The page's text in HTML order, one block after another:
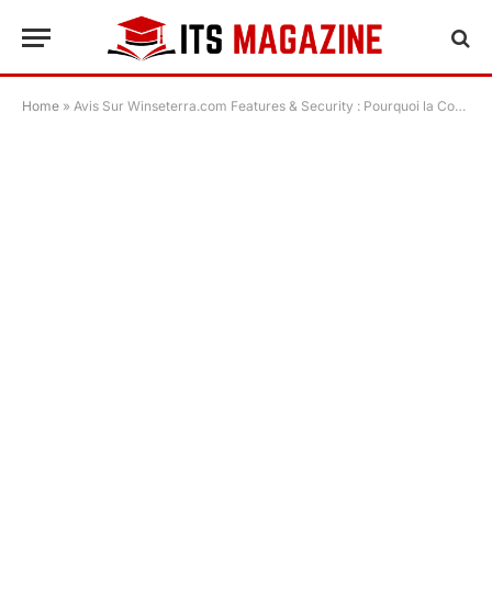
Home » Avis Sur Winseterra.com Features & Security : Pourquoi la Conception de Cette Plateforme et Son Accès aux Marchés Soutiennent Sa Réputation